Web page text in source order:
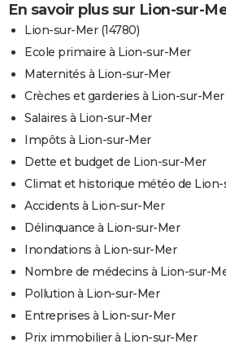
En savoir plus sur Lion-sur-
Lion-sur-Mer (14780)
Ecole primaire à Lion-sur-Mer
Maternités à Lion-sur-Mer
Crèches et garderies à Lion-sur-Mer
Salaires à Lion-sur-Mer
Impôts à Lion-sur-Mer
Dette et budget de Lion-sur-Mer
Climat et historique météo de
Accidents à Lion-sur-Mer
Délinquance à Lion-sur-Mer
Inondations à Lion-sur-Mer
Nombre de médecins à Lion-sur-
Pollution à Lion-sur-Mer
Entreprises à Lion-sur-Mer
Prix immobilier à Lion-sur-Mer